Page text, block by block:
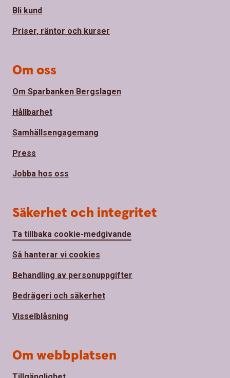
Bli kund
Priser, räntor och kurser
Om oss
Om Sparbanken Bergslagen
Hållbarhet
Samhällsengagemang
Press
Jobba hos oss
Säkerhet och integritet
Ta tillbaka cookie-medgivande
Så hanterar vi cookies
Behandling av personuppgifter
Bedrägeri och säkerhet
Visselblåsning
Om webbplatsen